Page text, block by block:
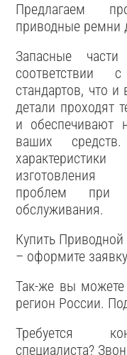
Предлагаем
приводные ремни
Запасные
стандартов, что
детали проходят
и обеспечивают
ваших
изготовления
проблем при
обслуживания.
Купить
– оформите
Так-же вы
регион России.
Требуется
специалиста?